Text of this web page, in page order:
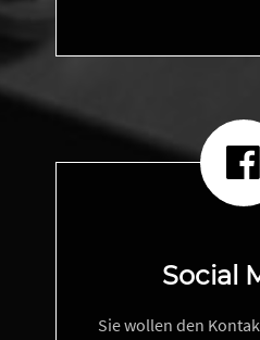


Social
Sie wollen den